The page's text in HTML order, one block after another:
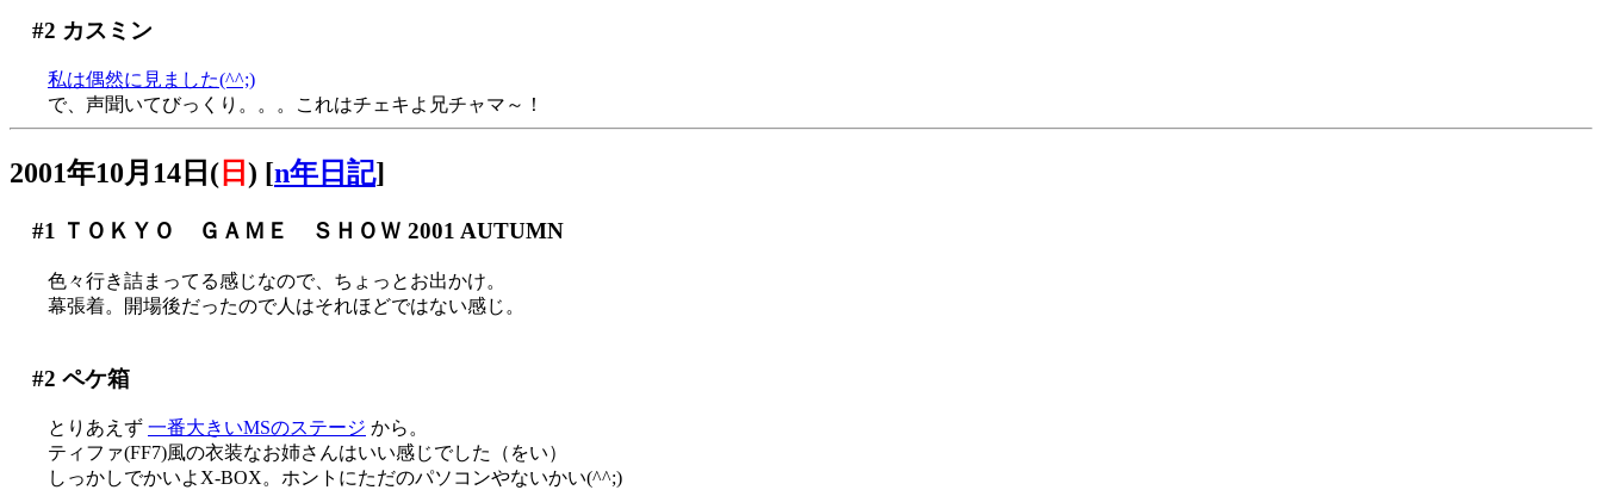
#2 カスミン
私は偶然に見ました(^^;)
で、声聞いてびっくり。。。これはチェキよ兄チャマ～！
2001年10月14日( 日 ) [n年日記]
#1 ＴＯＫＹＯ ＧＡＭＥ ＳＨＯＷ 2001 AUTUMN
色々行き詰まってる感じなので、ちょっとお出かけ。
幕張着。開場後だったので人はそれほどではない感じ。
#2 ペケ箱
とりあえず 一番大きいMSのステージ から。
ティファ(FF7)風の衣装なお姉さんはいい感じでした（をい）
しっかしでかいよX-BOX。ホントにただのパソコンやないかい(^^;)